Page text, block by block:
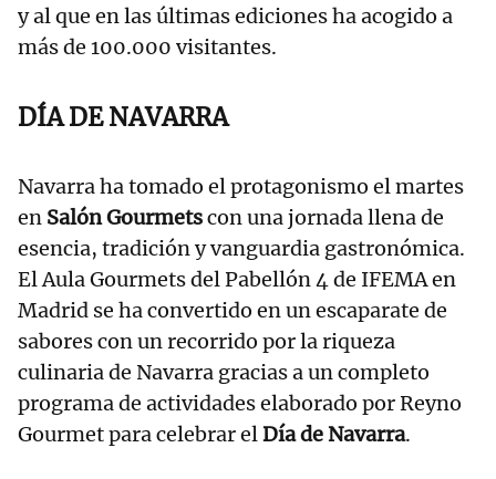
y al que en las últimas ediciones ha acogido a
más de 100.000 visitantes.
DÍA DE NAVARRA
Navarra ha tomado el protagonismo el martes
en Salón Gourmetscon una jornada llena de
esencia, tradición y vanguardia gastronómica.
El Aula Gourmets del Pabellón 4 de IFEMA en
Madrid se ha convertido en un escaparate de
sabores con un recorrido por la riqueza
culinaria de Navarra gracias a un completo
programa de actividades elaborado por Reyno
Gourmet para celebrar elDía de Navarra.